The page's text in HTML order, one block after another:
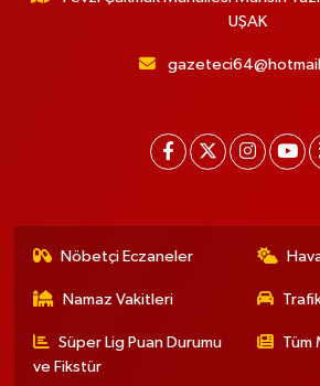
UŞAK
Nöbetçi Eczaneler
Namaz Vakitleri
Süper Lig Puan Durumu
ve Fikstür
Tüm